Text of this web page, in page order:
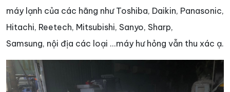
máy lạnh của các hãng như Toshiba, Daikin, Panasonic,
Hitachi, Reetech, Mitsubishi, Sanyo, Sharp,
Samsung, nội địa các loại ...máy hư hỏng vẫn thu xác ạ.